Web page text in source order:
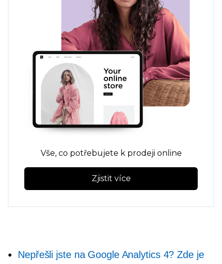
Vše, co potřebujete k prodeji online
Zjistit více
Nepřešli jste na Google Analytics 4? Zde je